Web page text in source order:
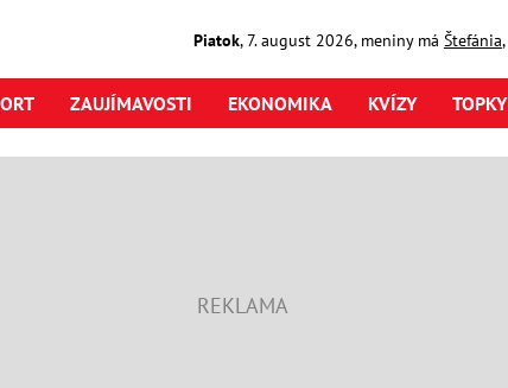
Piatok,7. august2026, meniny má Štefánia
ZAUJÍMAVOSTI EKONOMIKA KVÍZY